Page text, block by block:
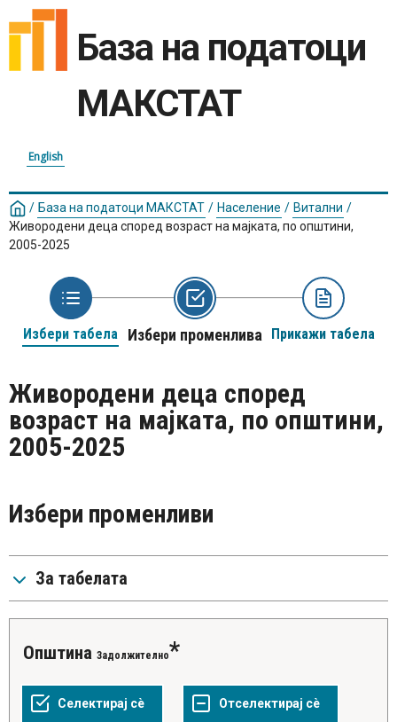
База на податоци
МАКСТАТ
English
/ База на податоци МАКСТАТ / Население / Витални /
Живородени деца според возраст на мајката, по општини,
2005-2025
Избери табела Избери променлива Прикажи табела
Живородени деца според
возраст на мајката, по општини,
2005-2025
Избери променливи
За табелата
Општина Задолжително